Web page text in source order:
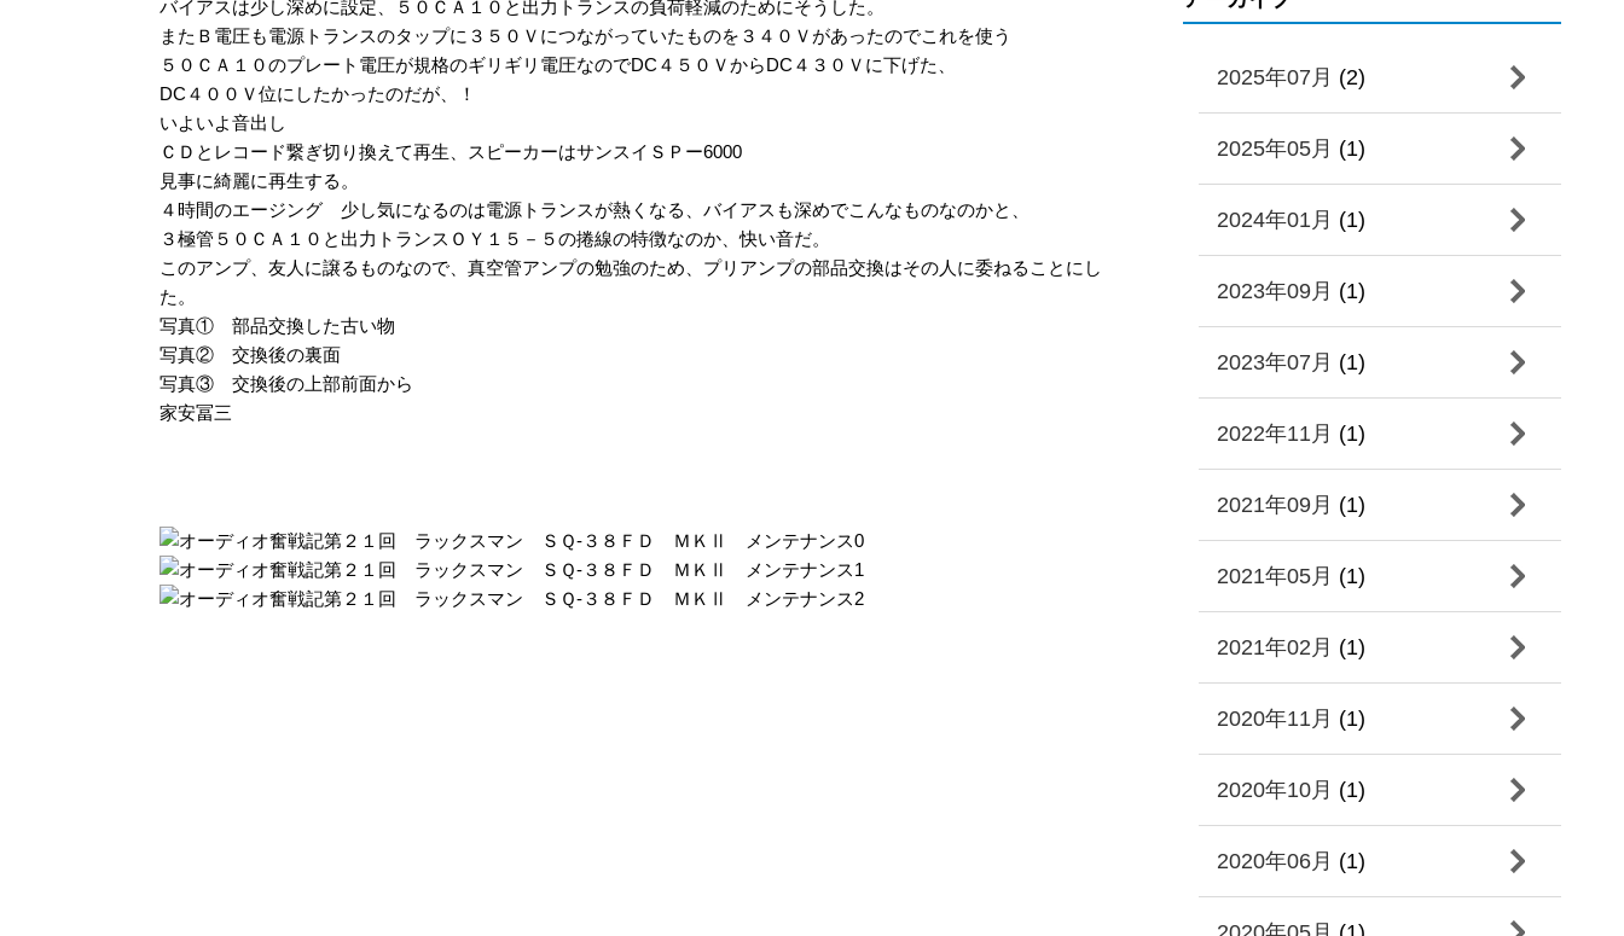
バイアスは少し深めに設定、５０ＣＡ１０と出力トランスの負荷軽減のためにそうした。
またＢ電圧も電源トランスのタップに３５０Ｖにつながっていたものを３４０Ｖがあったのでこれを使う
５０ＣＡ１０のプレート電圧が規格のギリギリ電圧なのでDC４５０ＶからDC４３０Ｖに下げた、
DC４００Ｖ位にしたかったのだが、！
いよいよ音出し
ＣＤとレコード繋ぎ切り換えて再生、スピーカーはサンスイＳＰー6000
見事に綺麗に再生する。
４時間のエージング 少し気になるのは電源トランスが熱くなる、バイアスも深めでこんなものなのかと、
３極管５０ＣＡ１０と出力トランスＯＹ１５－５の捲線の特徴なのか、快い音だ。
このアンプ、友人に譲るものなので、真空管アンプの勉強のため、プリアンプの部品交換はその人に委ねることにし
た。
写真① 部品交換した古い物
写真② 交換後の裏面
写真③ 交換後の上部前面から
家安冨三
2025年07月 (2)
2025年05月 (1)
2024年01月 (1)
2023年09月 (1)
2023年07月 (1)
2022年11月 (1)
2021年09月 (1)
2021年05月 (1)
2021年02月 (1)
2020年11月 (1)
2020年10月 (1)
2020年06月 (1)